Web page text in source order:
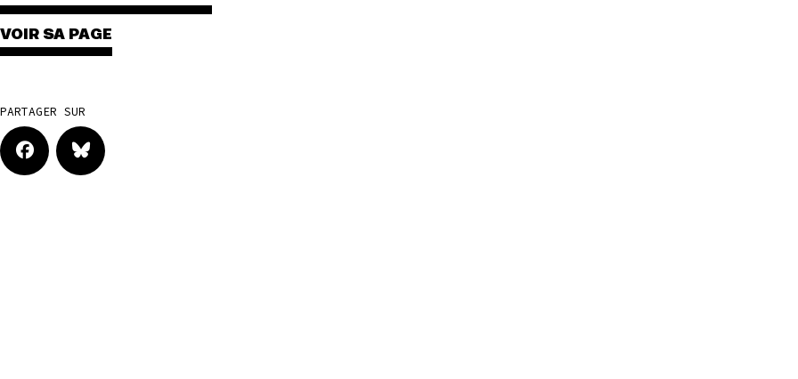
VOIR SA PAGE
PARTAGER SUR